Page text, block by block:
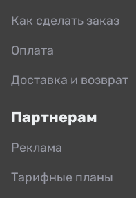
Как сделать заказ
Оплата
Доставка и возврат
Партнерам
Реклама
Тарифные планы